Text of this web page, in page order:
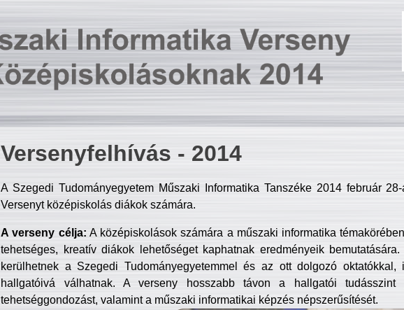
Versenyfelhívás - 2014
A Szegedi Tudományegyetem Műszaki Informatika Tanszéke 2014 február
Versenyt középiskolás diákok számára.
A verseny célja: A középiskolások számára a műszaki informatika
tehetséges, kreatív diákok lehetőséget kaphatnak eredményeik
kerülhetnek a Szegedi Tudományegyetemmel és az ott dolgozó
hallgatóivá válhatnak. A verseny hosszabb távon a hallgatói
tehetséggondozást, valamint a műszaki informatikai képzés népszerűsítését.